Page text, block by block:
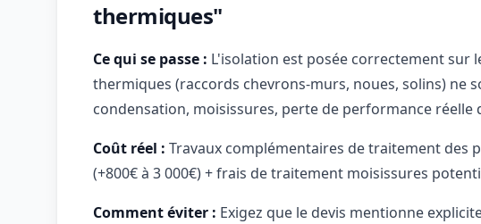
thermiques"
Ce qui se passe : L'isolation est posée correctement sur
thermiques (raccords chevrons-murs, noues, solins) ne
condensation, moisissures, perte de performance réelle
Coût réel : Travaux complémentaires de traitement des
(+800€ à 3 000€) + frais de traitement moisissures
Comment éviter : Exigez que le devis mentionne